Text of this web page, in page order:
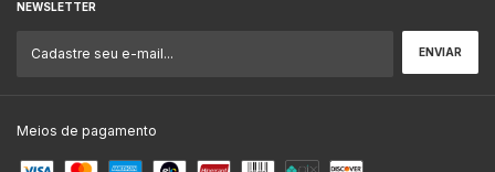
NEWSLETTER
Meios de pagamento